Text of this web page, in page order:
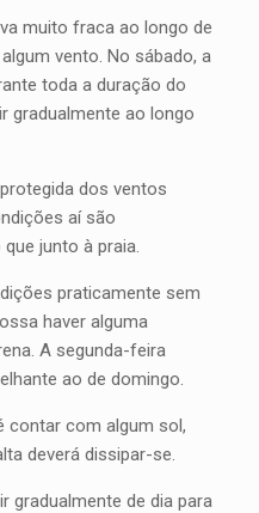
muito fraca ao longo de
vento. No sábado, a
toda a duração do
gradualmente ao longo
dos ventos
aí são
junto à praia.
praticamente sem
haver alguma
A segunda-feira
ao de domingo.
contar com algum sol,
deverá dissipar-se.
gradualmente de dia para